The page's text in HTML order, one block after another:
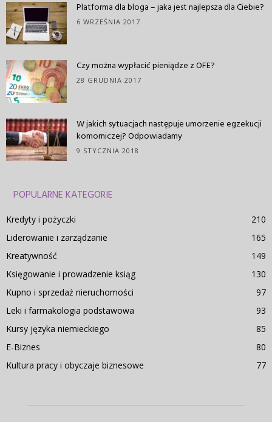
Platforma dla bloga – jaka jest najlepsza dla Ciebie?
6 WRZEŚNIA 2017
Czy można wypłacić pieniądze z OFE?
28 GRUDNIA 2017
W jakich sytuacjach następuje umorzenie egzekucji
komorniczej? Odpowiadamy
9 STYCZNIA 2018
POPULARNE KATEGORIE
Kredyty i pożyczki
210
Liderowanie i zarządzanie
165
Kreatywność
149
Księgowanie i prowadzenie ksiąg
130
Kupno i sprzedaż nieruchomości
97
Leki i farmakologia podstawowa
93
Kursy języka niemieckiego
85
E-Biznes
80
Kultura pracy i obyczaje biznesowe
77